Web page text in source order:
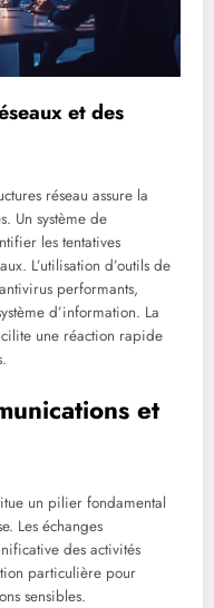
et des
réseau assure la
Un système de
les tentatives
L’utilisation d’outils de
performants,
d’information. La
une réaction rapide
et
un pilier fondamental
Les échanges
des activités
particulière pour
sensibles.